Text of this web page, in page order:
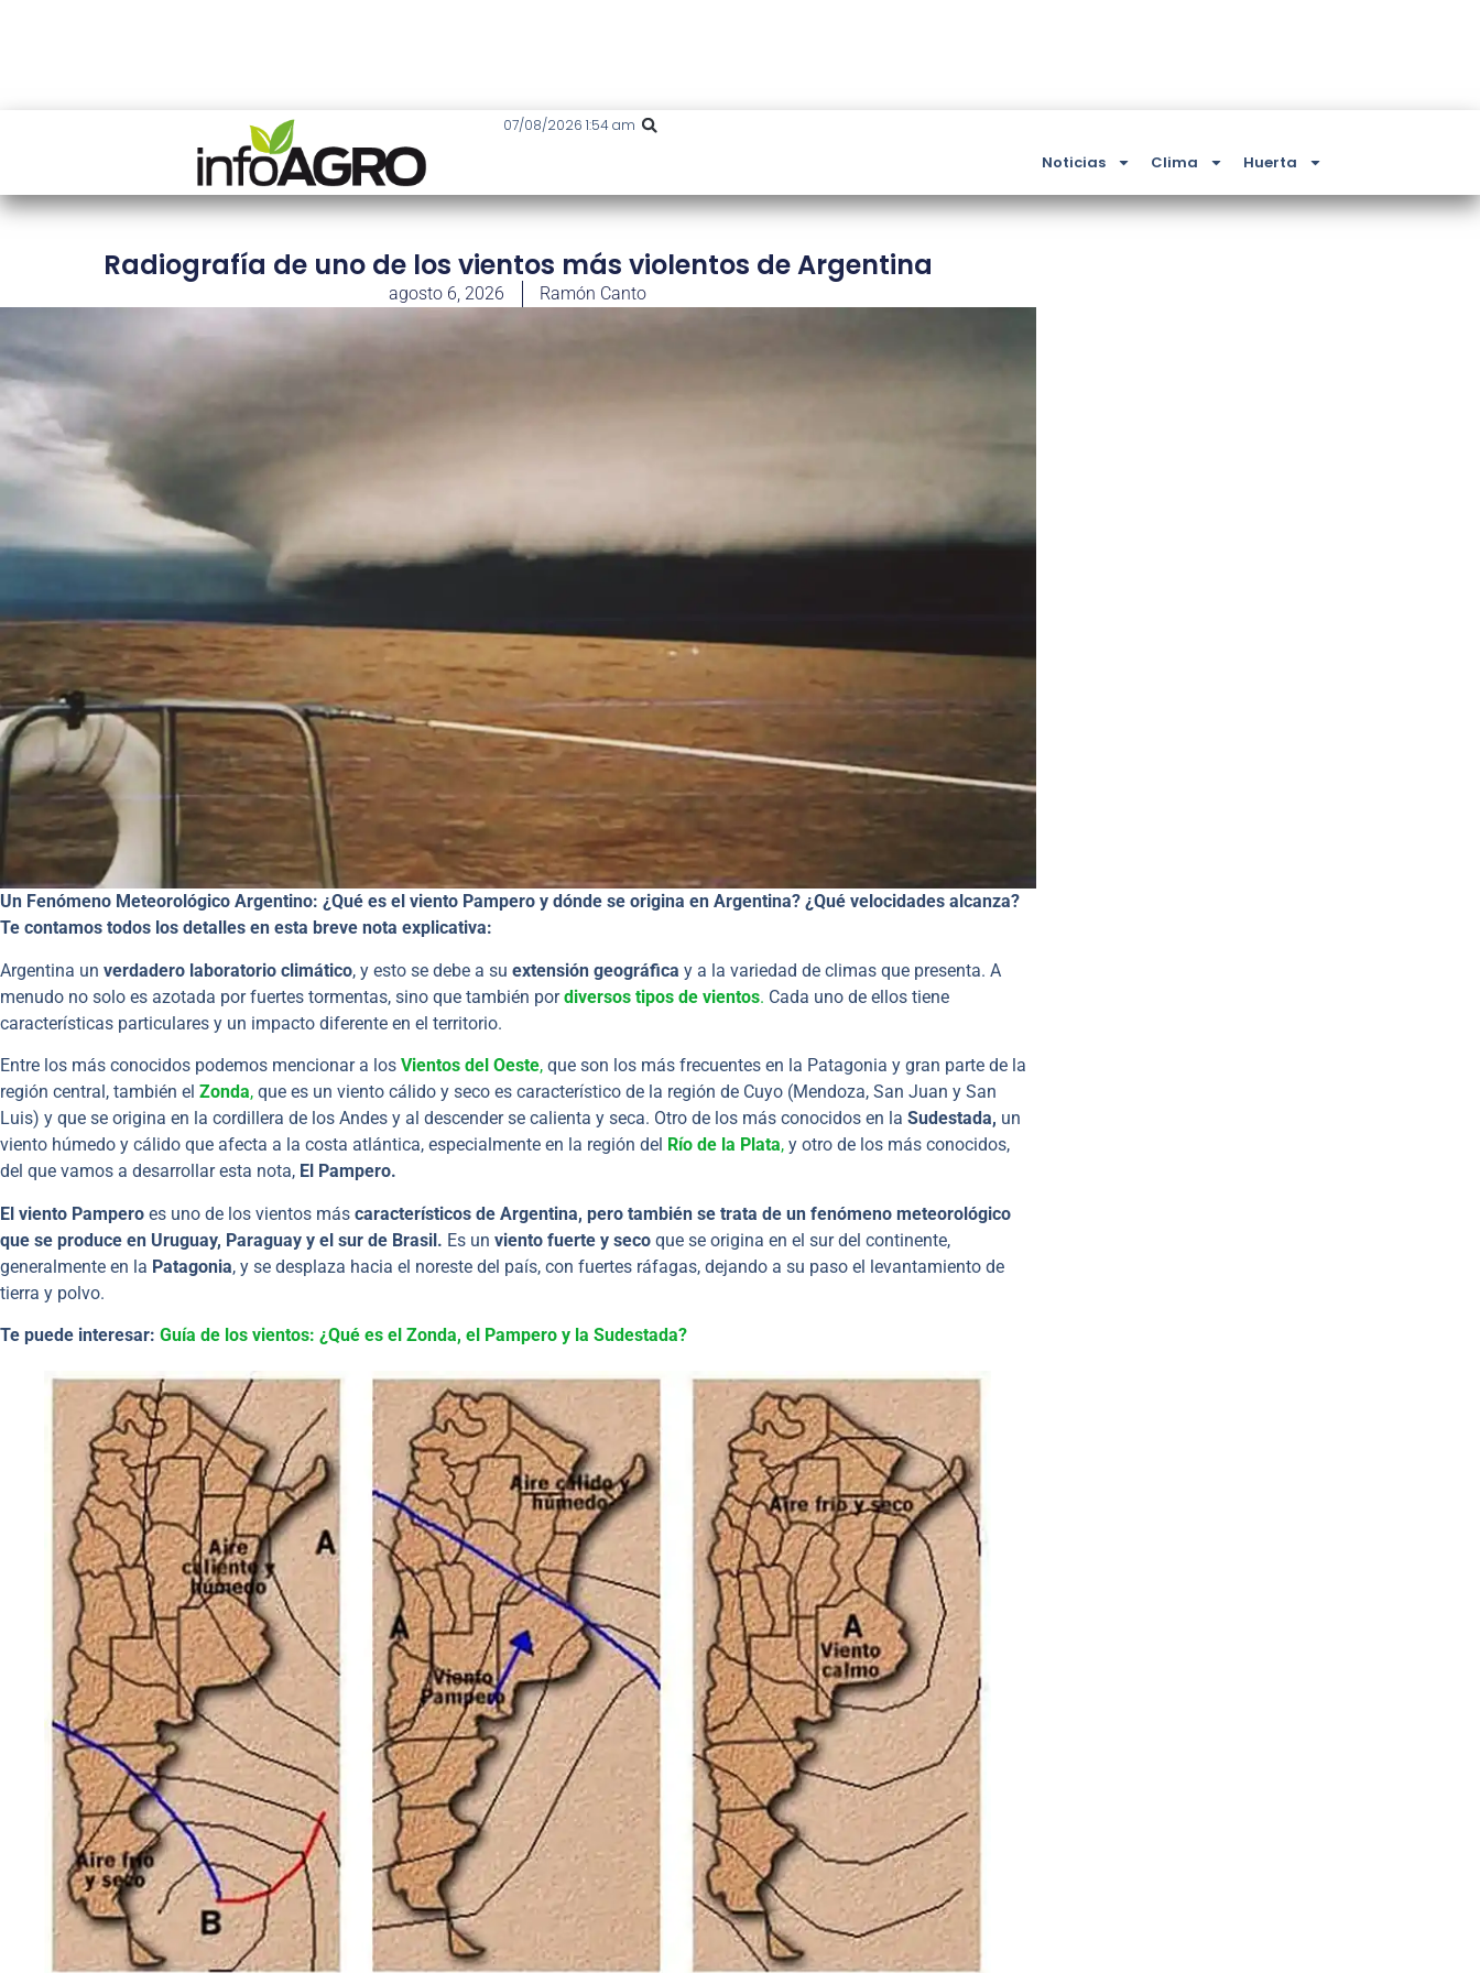
07/08/2026 1:54 am
Noticias Clima Huerta
Radiografía de uno de los vientos más violentos de Argentina
agosto 6, 2026 Ramón Canto
Un Fenómeno Meteorológico Argentino: ¿Qué es el viento Pampero y dónde se origina en Argentina? ¿Qué velocidades alcanza?
Te contamos todos los detalles en esta breve nota explicativa:
Argentina un verdadero laboratorio climático, y esto se debe a su extensión geográfica y a la variedad de climas que presenta. A
menudo no solo es azotada por fuertes tormentas, sino que también pordiversos tipos de vientos. Cada uno de ellos tiene
características particulares y un impacto diferente en el territorio.
Entre los más conocidos podemos mencionar a los Vientos del Oeste, que son los más frecuentes en la Patagonia y gran parte de la
región central, también el Zonda, que es un viento cálido y seco es característico de la región de Cuyo (Mendoza, San Juan y San
Luis) y que se origina en la cordillera de los Andes y al descender se calienta y seca. Otro de los más conocidos en la Sudestada, un
viento húmedo y cálido que afecta a la costa atlántica, especialmente en la región del Río de la Plata, y otro de los más conocidos,
del que vamos a desarrollar esta nota, El Pampero.
El viento Pampero es uno de los vientos más característicos de Argentina, pero también se trata de un fenómeno meteorológico
que se produce en Uruguay, Paraguay y el sur de Brasil. Es un viento fuerte y seco que se origina en el sur del continente,
generalmente en la Patagonia, y se desplaza hacia el noreste del país, con fuertes ráfagas, dejando a su paso el levantamiento de
tierra y polvo.
Te puede interesar: Guía de los vientos: ¿Qué es el Zonda, el Pampero y la Sudestada?